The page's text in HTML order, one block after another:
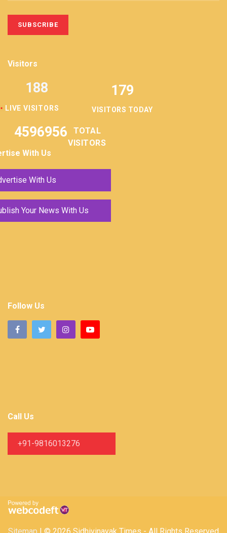
Visitors
LIVE VISITORS
188 179
VISITORS TODAY
4596956
TOTAL
VISITORS
With Us
With Us
Your News With Us
Follow Us
Call Us
+91-9816013276
Sitemap | © 2026 Sidhivinayak Times - All Rights Reserved